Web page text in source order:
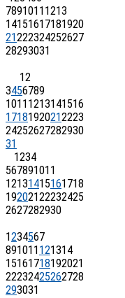
7891011 1213
14151617181920
21222324252627
28293031
12
3456789
1011 1213141516
17181920212223
24252627282930
31
1234
567891011
12131415161718
19202122232425
2627282930
1234567
891011 121314
15161718192021
22232425262728
293031